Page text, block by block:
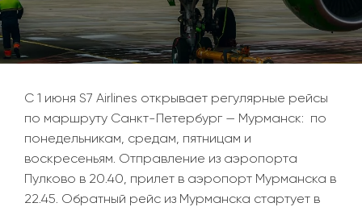
C 1 июня S7 Airlines открывает регулярные рейсы
по маршруту Санкт-Петербург — Мурманск: по
понедельникам, средам, пятницам и
воскресеньям. Отправление из аэропорта
Пулково в 20.40, прилет в аэропорт Мурманска в
22.45. Обратный рейс из Мурманска стартует в